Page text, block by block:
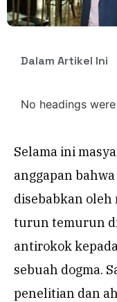
Dalam Artikel Ini
No headings
Selama ini
anggapan
disebabkan oleh
turun temurun
antirokok
sebuah dogma.
penelitian dan